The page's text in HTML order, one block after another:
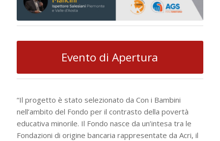
Evento di Apertura
“Il progetto è stato selezionato da Con i Bambini
nell’ambito del Fondo per il contrasto della povertà
educativa minorile. Il Fondo nasce da un’intesa tra le
Fondazioni di origine bancaria rappresentate da Acri, il